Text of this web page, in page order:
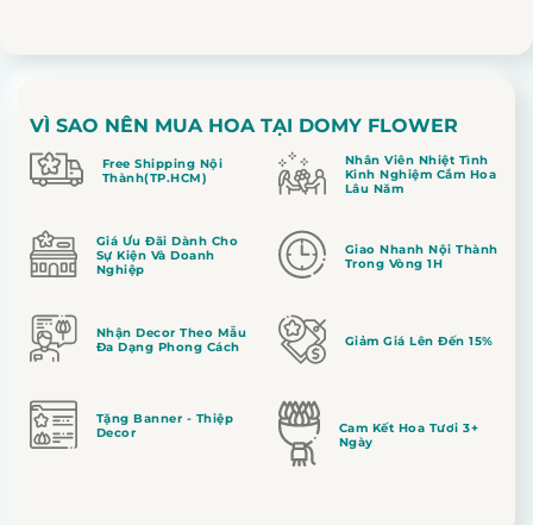
VÌ SAO NÊN MUA HOA TẠI DOMY FLOWER
Free Shipping Nội
Thành(TP.HCM)
Nhân Viên Nhiệt Tình
Kinh Nghiệm Cắm Hoa
Lâu Năm
Giá Ưu Đãi Dành Cho
Sự Kiện Và Doanh
Nghiệp
Giao Nhanh Nội Thành
Trong Vòng 1H
Nhận Decor Theo Mẫu
Đa Dạng Phong Cách
Giảm Giá Lên Đến 15%
Tặng Banner - Thiệp
Decor
Cam Kết Hoa Tươi 3+
Ngày